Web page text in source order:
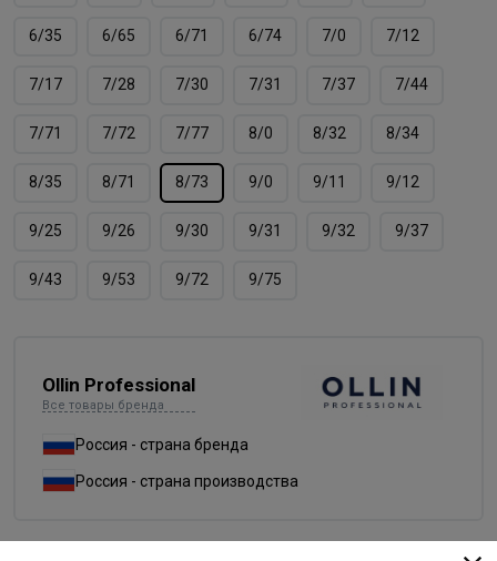
6/35 6/65 6/71 6/74 7/0 7/12
7/17 7/28 7/30 7/31 7/37 7/44
7/71 7/72 7/77 8/0 8/32 8/34
8/35 8/71 8/73 9/0 9/11 9/12
9/25 9/26 9/30 9/31 9/32 9/37
9/43 9/53 9/72 9/75
Ollin Professional
Все товары бренда
Россия - страна бренда
Россия - страна производства